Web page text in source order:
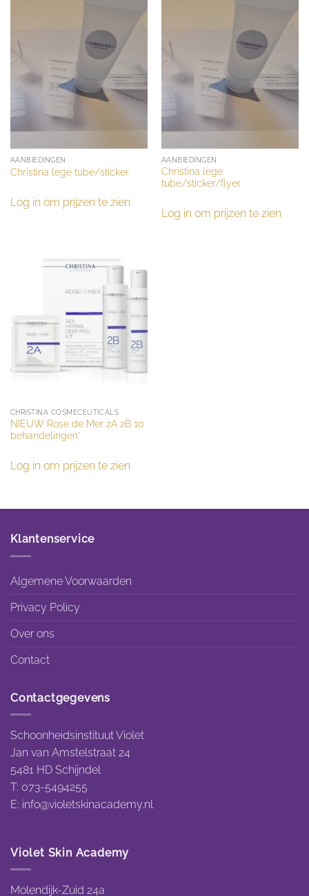
AANBIEDINGEN
Christina lege tube/sticker
Log in om prijzen te zien
AANBIEDINGEN
Christina lege
tube/sticker/flyer
Log in om prijzen te zien
CHRISTINA COSMECEUTICALS
NIEUW Rose de Mer 2A 2B 10
behandelingen*
Log in om prijzen te zien
Klantenservice
Algemene Voorwaarden
Privacy Policy
Over ons
Contact
Contactgegevens
Schoonheidsinstituut Violet
Jan van Amstelstraat 24
5481 HD Schijndel
T: 073-5494255
E: info@violetskinacademy.nl
Violet Skin Academy
Molendijk-Zuid 24a